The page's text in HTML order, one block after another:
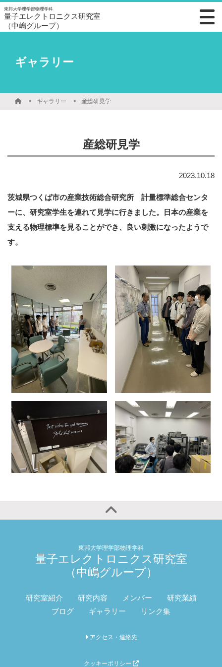
東邦大学理学部物理学科
量子エレクトロニクス研究室
（中嶋グループ）
ギャラリー
ギャラリー 産総研見学
産総研見学
2023.10.18
茨城県つくば市の産業技術総合研究所 計量標準総合センタ
ーに、研究室学生を連れて見学に行きました。日本の産業を
支える物理標準を見ることができ、良い刺激になったようで
す。
東邦大学理学部物理学科
量子エレクトロニクス研究室
（中嶋グループ）
研究室紹介 研究内容 メンバー
研究業績
ブログ
ギャラリー リンク集
アクセス・連絡先
クッキーポリシー